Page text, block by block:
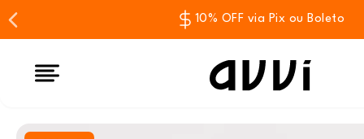
10% OFF via Pix ou Boleto